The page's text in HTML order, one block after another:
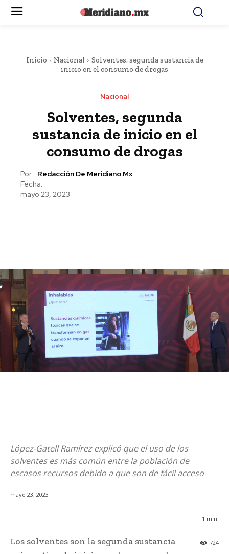
Inicio Nacional
Solventes, segunda sustancia de
inicio en el consumo de drogas
Nacional
Solventes, segunda
sustancia de inicio en el
consumo de drogas
Por: Redacción De Meridiano.mx
Fecha:
mayo 23, 2023
López-Gatell Ramírez explicó que el uso de los
solventes es más común entre la población de
escasos recursos debido a que son de fácil acceso
mayo 23, 2023
1 min.
724
Los solventes son la segunda sustancia